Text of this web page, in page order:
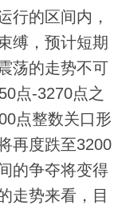
行的区间内，
缚，预计短期
荡的走势不可
点-3270点之
点整数关口形
再度跌至3200
的争夺将变得
走势来看，目